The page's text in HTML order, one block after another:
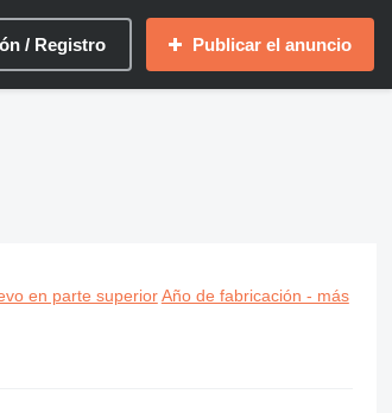
/ Registro Publicar el anuncio
en parte superior Año de fabricación - más